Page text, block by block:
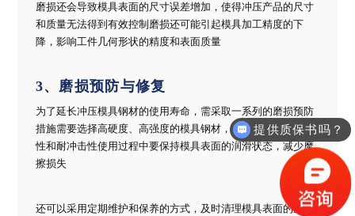
磨损还会导致模具表面的尺寸误差增加，使得冲压产品的尺寸
和质量无法得到有效控制磨损还可能引起模具加工精度的下
降，影响工件几何形状的精度和表面质量
3、磨损预防与修复
为了延长冲压模具钢材的使用寿命，需采取一系列的磨损预防
措施需要选择高硬度、高强度的模具钢材，以提高模具的抗磨
性和耐冲击性使用过程中要保持模具表面的润滑状态，减少摩
擦损失
还可以采用定期维护和保养的方式，及时清理模具表面的尘土
提供质保书吗？